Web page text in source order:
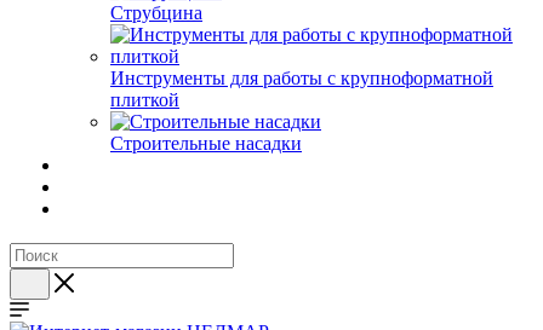
Струбцина
Инструменты для работы с крупноформатной
плиткой
Строительные насадки